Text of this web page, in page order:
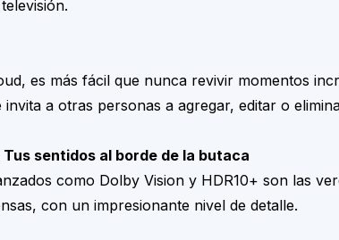
es más fácil que nunca revivir momentos
a otras personas a agregar, editar o
sentidos al borde de la butaca
como Dolby Vision y HDR10+ son las
con un impresionante nivel de detalle.